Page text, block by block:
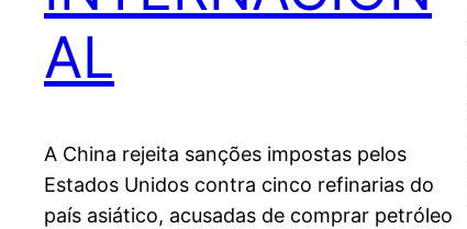
AL
A China rejeita sanções impostas pelos
Estados Unidos contra cinco refinarias do
país asiático, acusadas de comprar petróleo